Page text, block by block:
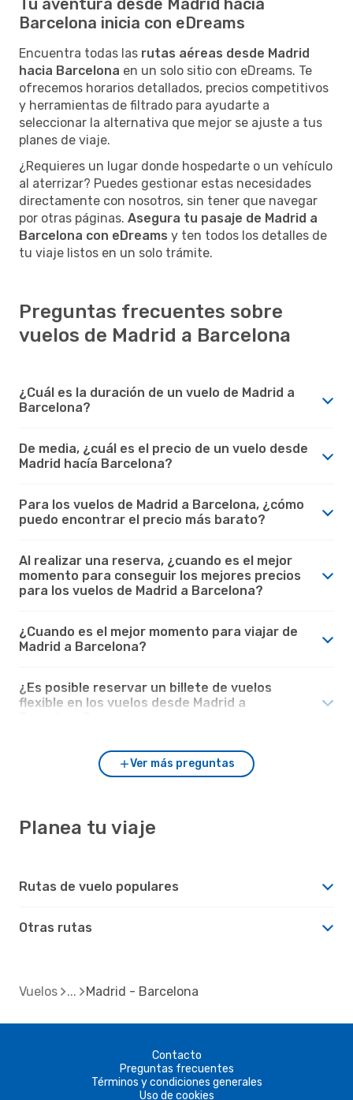
Tu aventura desde Madrid hacia
Barcelona inicia con eDreams
Encuentra todas las rutas aéreas desde Madrid
hacia Barcelona en un solo sitio con eDreams. Te
ofrecemos horarios detallados, precios competitivos
y herramientas de filtrado para ayudarte a
seleccionar la alternativa que mejor se ajuste a tus
planes de viaje.
¿Requieres un lugar donde hospedarte o un vehículo
al aterrizar? Puedes gestionar estas necesidades
directamente con nosotros, sin tener que navegar
por otras páginas. Asegura tu pasaje de Madrid a
Barcelona con eDreams y ten todos los detalles de
tu viaje listos en un solo trámite.
Preguntas frecuentes sobre
vuelos de Madrid a Barcelona
¿Cuál es la duración de un vuelo de Madrid a
Barcelona?
De media, ¿cuál es el precio de un vuelo desde
Madrid hacía Barcelona?
Para los vuelos de Madrid a Barcelona, ¿cómo
puedo encontrar el precio más barato?
Al realizar una reserva, ¿cuando es el mejor
momento para conseguir los mejores precios
para los vuelos de Madrid a Barcelona?
¿Cuando es el mejor momento para viajar de
Madrid a Barcelona?
¿Es posible reservar un billete de vuelos
flexible en los vuelos desde Madrid a
Ver más preguntas
Planea tu viaje
Rutas de vuelo populares
Otras rutas
Vuelos Madrid - Barcelona
Contacto
Preguntas frecuentes
Términos y condiciones generales
Uso de cookies